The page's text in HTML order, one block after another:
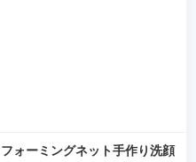
フォーミングネット手作り洗顔